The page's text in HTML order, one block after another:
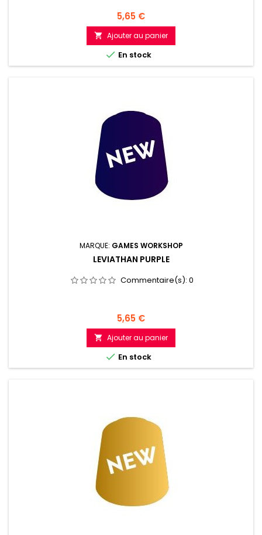
Prix
5,65 €
 Ajouter au panier
 En stock
MARQUE: GAMES WORKSHOP
LEVIATHAN PURPLE
Commentaire(s): 0
Prix
5,65 €
 Ajouter au panier
 En stock